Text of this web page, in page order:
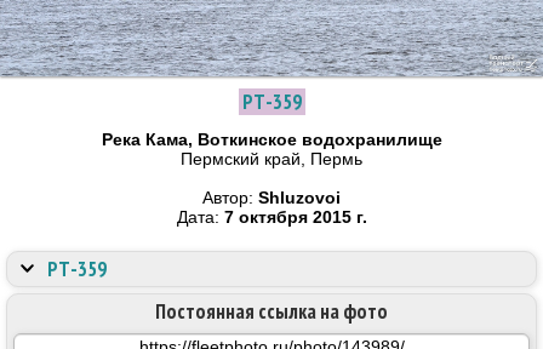
РТ-359
Река Кама, Воткинское водохранилище
Пермский край, Пермь
Автор: Shluzovoi
Дата: 7 октября 2015 г.
Постоянная ссылка на фото
РТ-359